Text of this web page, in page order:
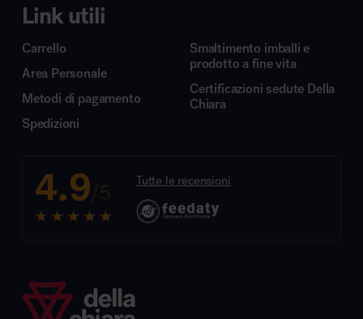
Link utili
Carrello
Area Personale
Metodi di pagamento
Spedizioni
Smaltimento imballi e
prodotto a fine vita
Certificazioni sedute Della
Chiara
4.9/5 Tutte le recensioni